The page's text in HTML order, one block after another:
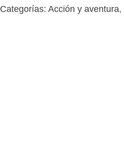
Categorías:Acción y aventura,